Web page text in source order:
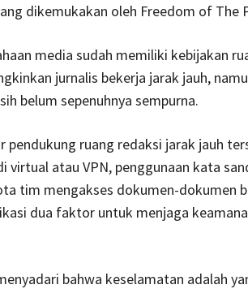
dikemukakan oleh Freedom of The
media sudah memiliki kebijakan
jurnalis bekerja jarak jauh,
belum sepenuhnya sempurna.
pendukung ruang redaksi jarak jauh
virtual atau VPN, penggunaan kata
tim mengakses dokumen-dokumen
dua faktor untuk menjaga
bahwa keselamatan adalah